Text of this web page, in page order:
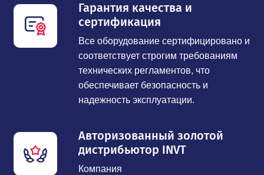
Гарантия качества и
сертификация
Все оборудование сертифицировано и
соответствует строгим требованиям
технических регламентов, что
обеспечивает безопасность и
надежность эксплуатации.
Авторизованный золотой
дистрибьютор INVT
Компания